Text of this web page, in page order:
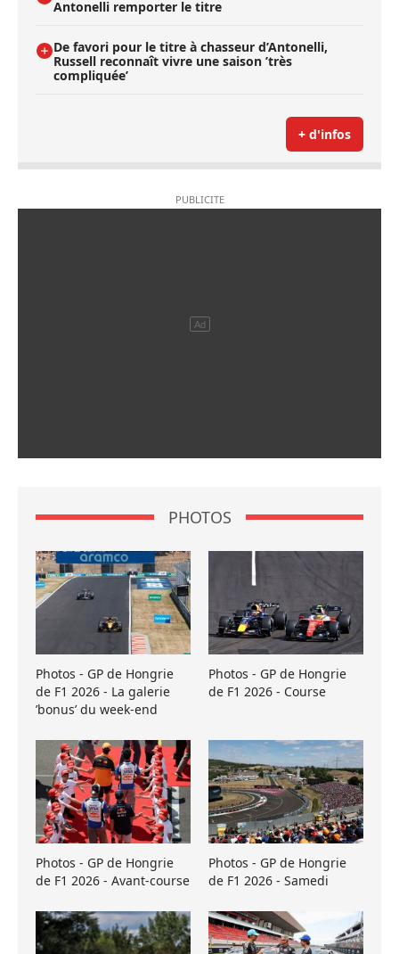
Antonelli remporter le titre
De favori pour le titre à chasseur d’Antonelli,
Russell reconnaît vivre une saison ’très
compliquée’
+ d'infos
PHOTOS
Photos - GP de Hongrie
de F1 2026 - La galerie
’bonus’ du week-end
Photos - GP de Hongrie
de F1 2026 - Course
Photos - GP de Hongrie
de F1 2026 - Avant-course
Photos - GP de Hongrie
de F1 2026 - Samedi